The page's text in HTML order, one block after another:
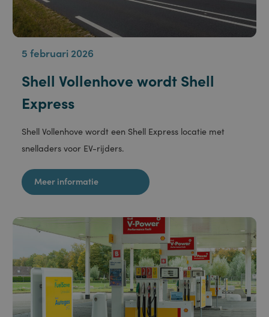
5 februari 2026
Shell Vollenhove wordt Shell
Express
snelladers voor EV-rijders.
Meer informatie